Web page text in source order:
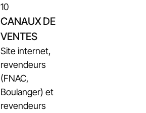
10
CANAUX DE
VENTES
Site internet,
revendeurs
(FNAC,
Boulanger) et
revendeurs